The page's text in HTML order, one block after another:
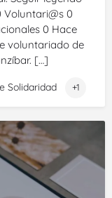
Voluntari@s 0
0 Hace
voluntariado de
[…]
Solidaridad +1